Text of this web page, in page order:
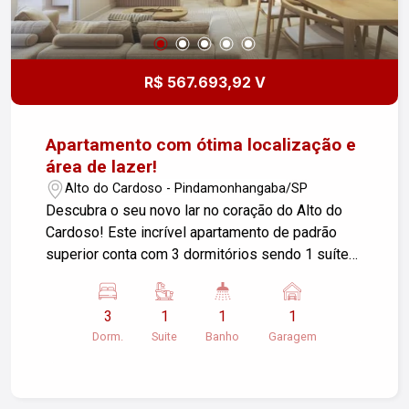
oportunidade de adquirir um imóvel novo e
moderno em uma das melhores localizações de
Pindamonhangaba.
R$ 567.693,92 V
Apartamento com ótima localização e
área de lazer!
Alto do Cardoso - Pindamonhangaba/SP
Descubra o seu novo lar no coração do Alto do
Cardoso! Este incrível apartamento de padrão
superior conta com 3 dormitórios sendo 1 suíte
com conforto e praticidade. A cozinha americana
é perfeita para quem aprecia um ambiente
integrado, facilitando a interação durante as
3
Dorm.
1
Suite
1
Banho
1
Garagem